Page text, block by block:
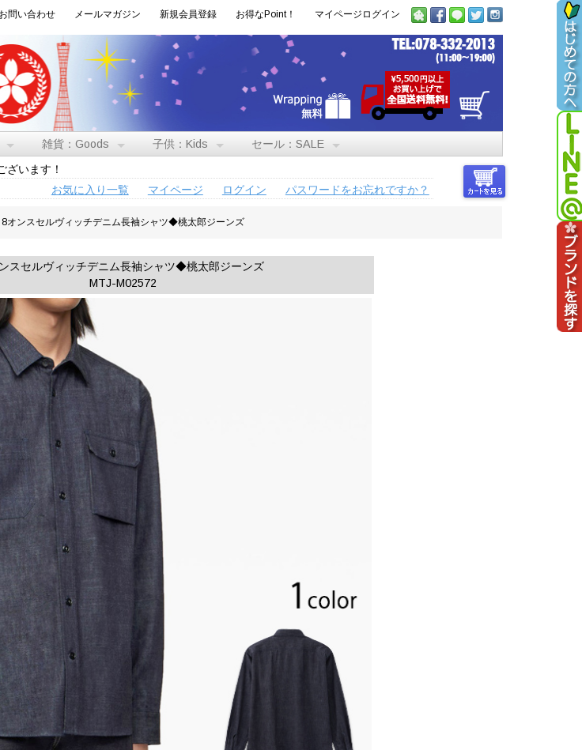
お問い合わせ メールマガジン 新規会員登録 お得なPoint！ マイページログイン
雑貨：Goods 子供：Kids セール：SALE
います！
お気に入り一覧
マイページ ログイン パスワードをお忘れですか？
オンスセルヴィッチデニム長袖シャツ◆桃太郎ジーンズ
スセルヴィッチデニム長袖シャツ◆桃太郎ジーンズ
MTJ-M02572